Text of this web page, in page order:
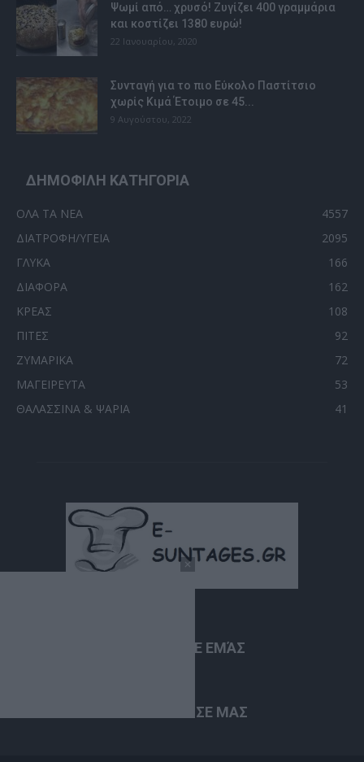
Ψωμί από… χρυσό! Ζυγίζει 400 γραμμάρια
και κοστίζει 1380 ευρώ!
22 Ιανουαρίου, 2020
Συνταγή για το πιο Εύκολο Παστίτσιο
χωρίς Κιμά Έτοιμο σε 45...
9 Αυγούστου, 2022
ΔΗΜΟΦΙΛΗ ΚΑΤΗΓΟΡΙΑ
ΟΛΑ ΤΑ ΝΕΑ
4557
ΔΙΑΤΡΟΦΗ/ΥΓΕΙΑ
2095
ΓΛΥΚΑ
166
ΔΙΑΦΟΡΑ
162
ΚΡΕΑΣ
108
ΠΙΤΕΣ
92
ΖΥΜΑΡΙΚΑ
72
ΜΑΓΕΙΡΕΥΤΑ
53
ΘΑΛΑΣΣΙΝΑ & ΨΑΡΙΑ
41
ΣΧΕΤΙΚΆ ΜΕ ΕΜΆΣ
ΑΚΟΛΟΥΘΗΣΕ ΜΑΣ